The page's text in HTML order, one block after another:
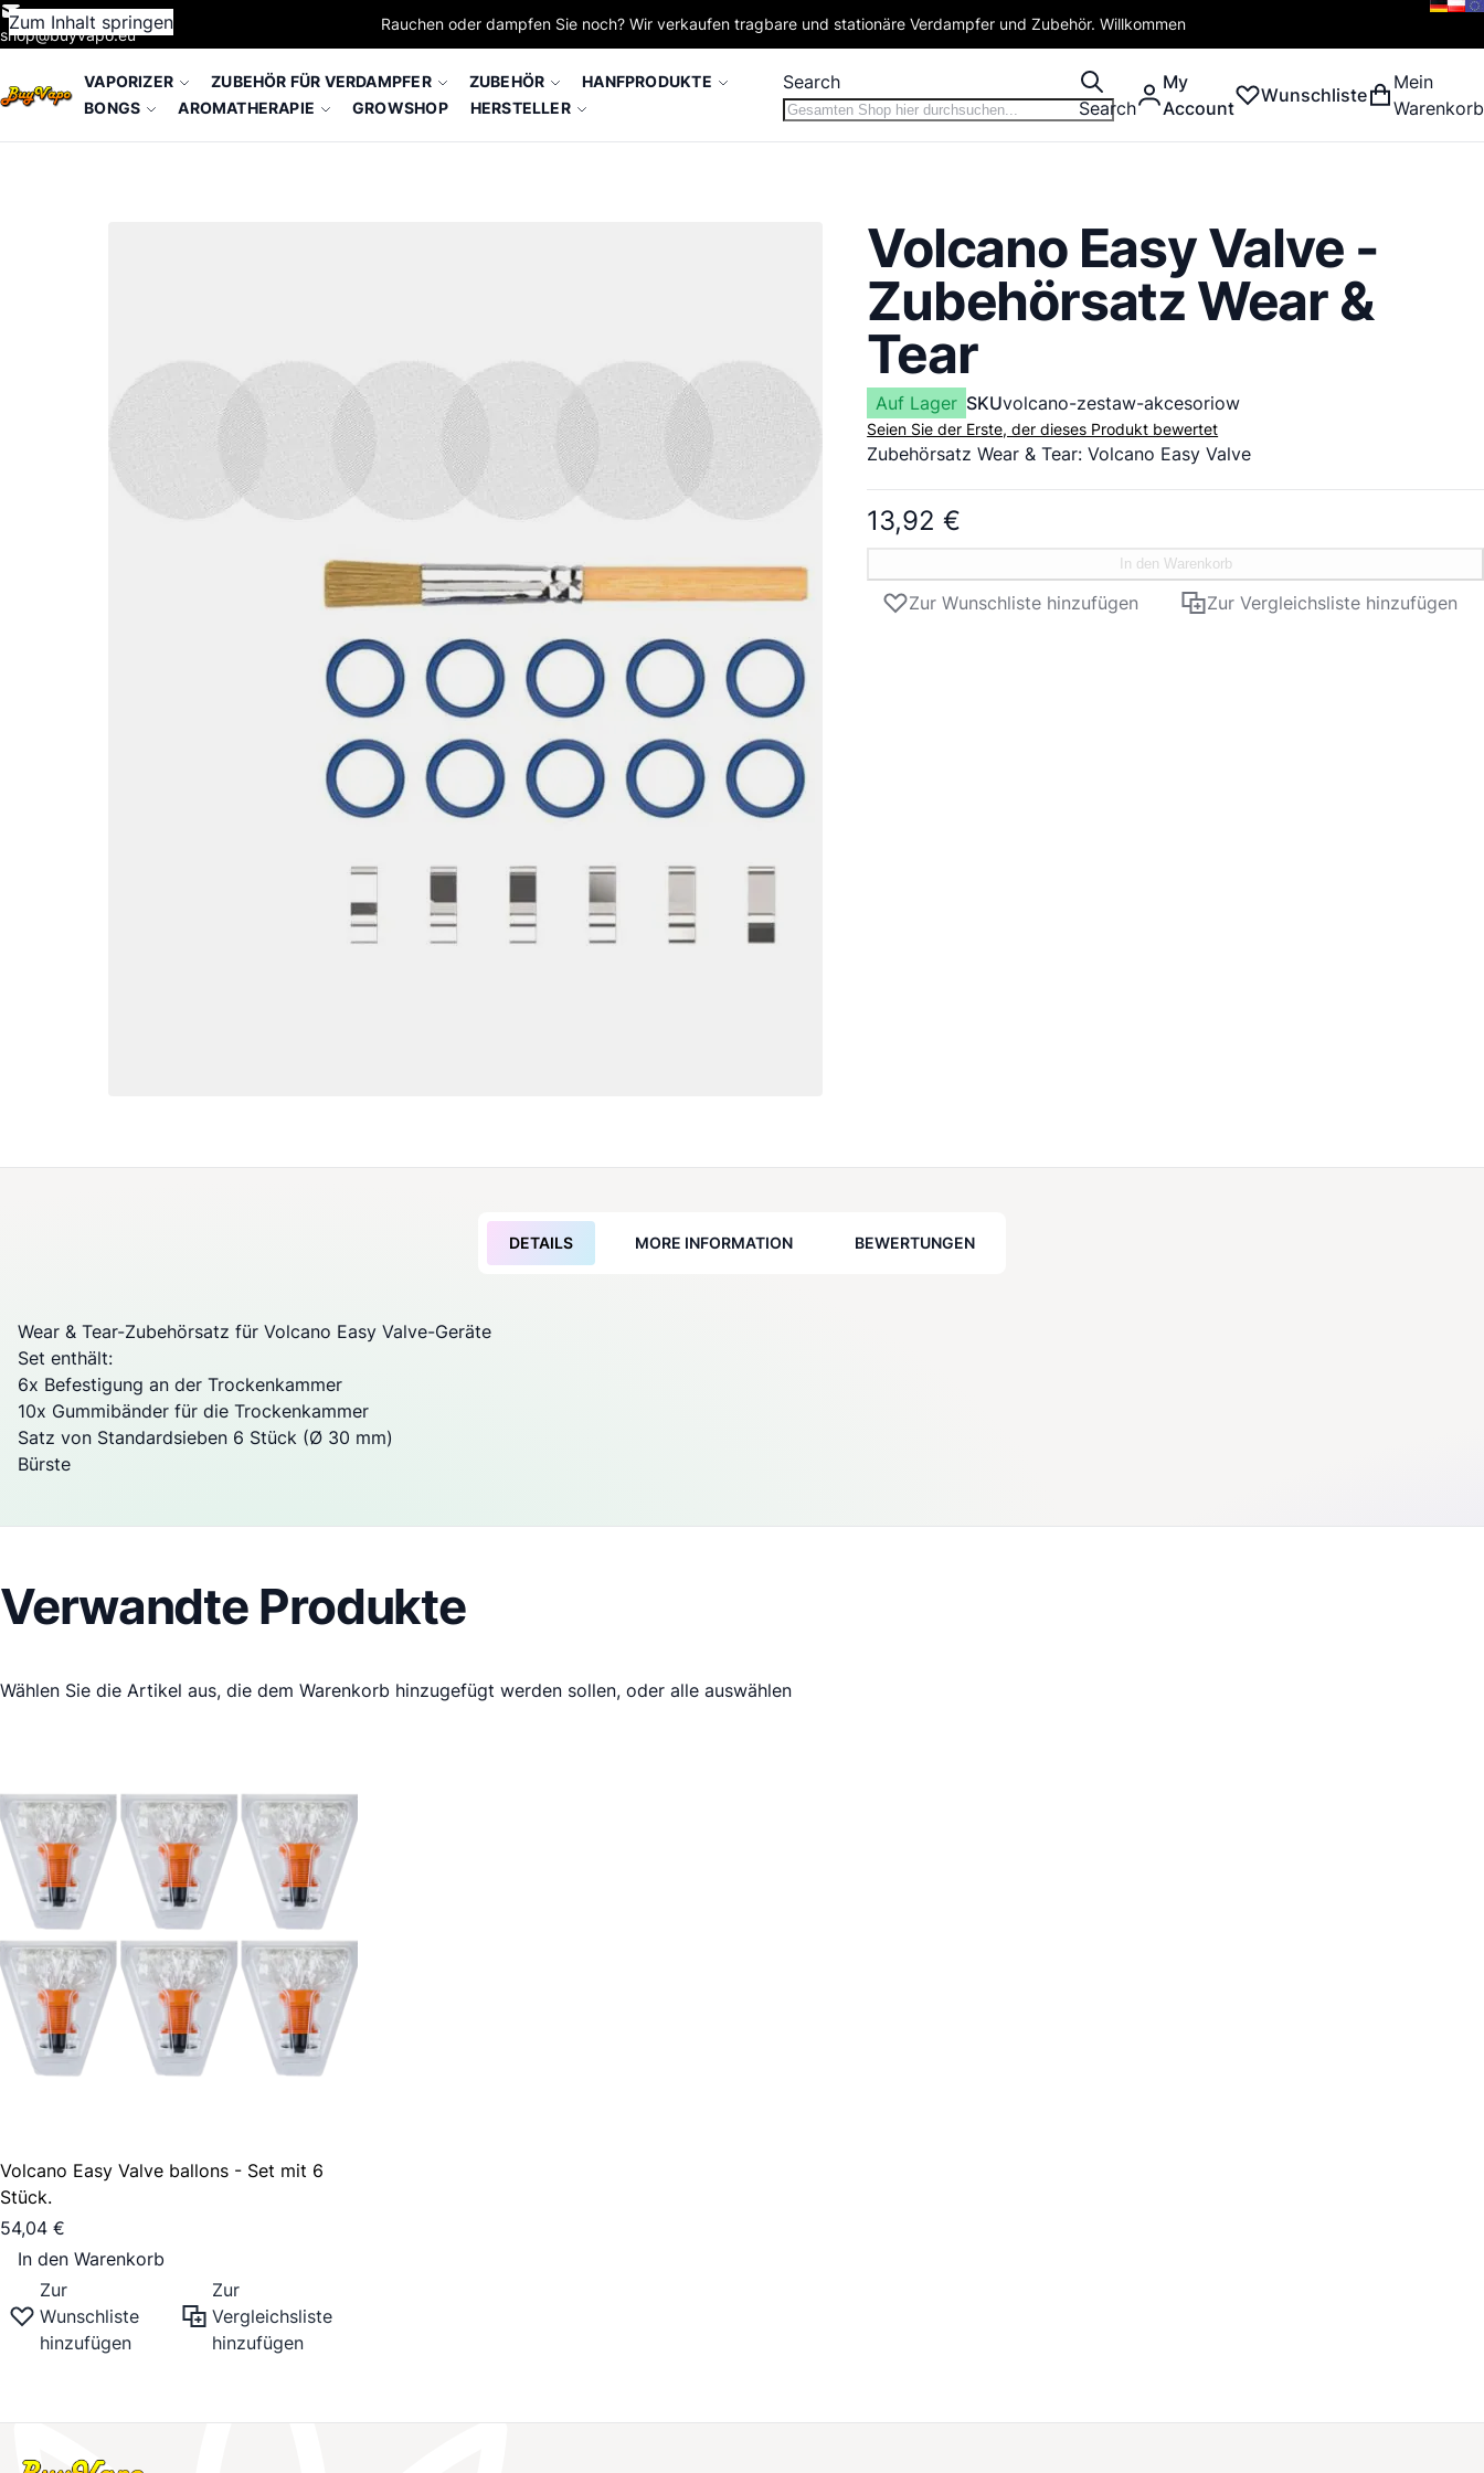
Zum Inhalt springen
shop@buyvapo.eu
Rauchen oder dampfen Sie noch? Wir verkaufen tragbare und stationäre Verdampfer und Zubehör. Willkommen
VAPORIZER ZUBEHÖR FÜR VERDAMPFER ZUBEHÖR
HANFPRODUKTE
BONGS
AROMATHERAPIE GROWSHOP HERSTELLER
Search
Search
My
Account
Wunschliste
Mein
Warenkorb
Volcano Easy Valve -
Zubehörsatz Wear &
Tear
Auf Lager SKUvolcano-zestaw-akcesoriow
Seien Sie der Erste, der dieses Produkt bewertet
Zubehörsatz Wear & Tear: Volcano Easy Valve
13,92 €
In den Warenkorb
Zur Wunschliste hinzufügen Zur Vergleichsliste hinzufügen
DETAILS MORE INFORMATION BEWERTUNGEN
Wear & Tear-Zubehörsatz für Volcano Easy Valve-Geräte
Set enthält:
6x Befestigung an der Trockenkammer
10x Gummibänder für die Trockenkammer
Satz von Standardsieben 6 Stück (Ø 30 mm)
Bürste
Verwandte Produkte
Wählen Sie die Artikel aus, die dem Warenkorb hinzugefügt werden sollen, oder alle auswählen
Volcano Easy Valve ballons - Set mit 6
Stück.
54,04 €
In den Warenkorb
Zur
Wunschliste
hinzufügen
Zur
Vergleichsliste
hinzufügen